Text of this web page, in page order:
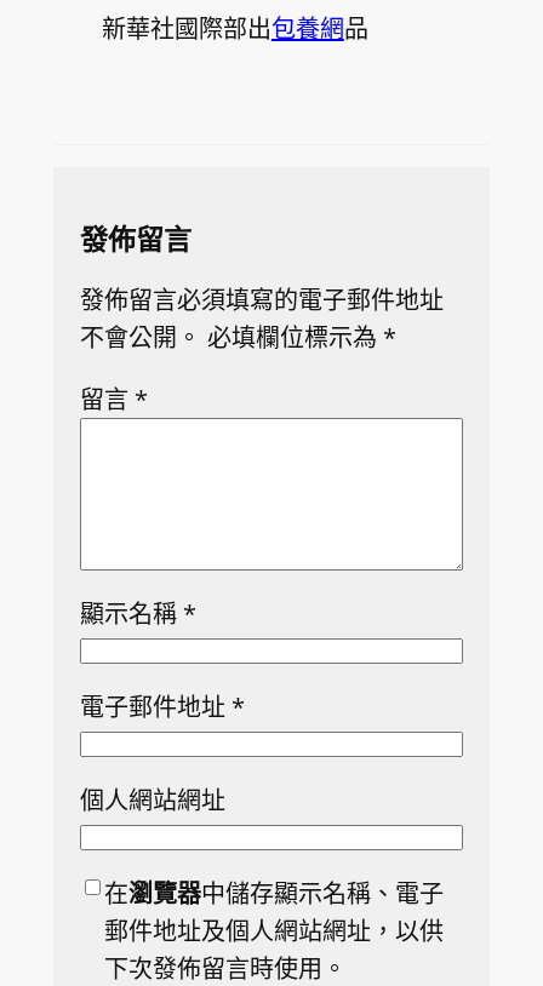
新華社國際部出包養網品
發佈留言
發佈留言必須填寫的電子郵件地址
不會公開。 必填欄位標示為 *
留言 *
顯示名稱 *
電子郵件地址 *
個人網站網址
在瀏覽器中儲存顯示名稱、電子
郵件地址及個人網站網址，以供
下次發佈留言時使用。